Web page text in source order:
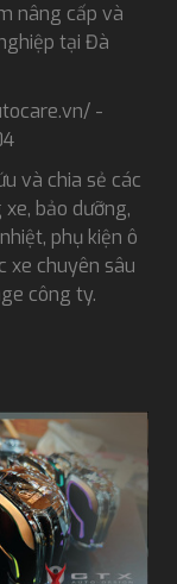
nâng cấp và
tại Đà
-
và chia sẻ các
bảo dưỡng,
phụ kiện ô
xe chuyên sâu
công ty.